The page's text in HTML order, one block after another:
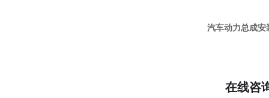
汽车动力总成安
在线咨